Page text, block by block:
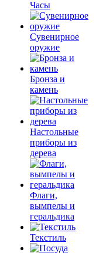
Часы
Сувенирное
оружие
Бронза и
камень
Настольные
приборы из
дерева
Флаги,
вымпелы и
геральдика
Текстиль